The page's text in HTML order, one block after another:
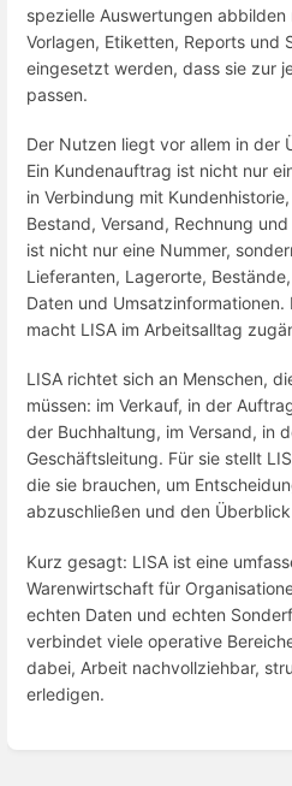
spezielle Auswertungen
Vorlagen, Etiketten, Reports und
eingesetzt werden, dass sie zur
passen.
Der Nutzen liegt vor allem in der
Ein Kundenauftrag ist nicht nur
in Verbindung mit
Bestand, Versand, Rechnung
ist nicht nur eine Nummer,
Lieferanten, Lagerorte,
Daten und Umsatzinformationen.
macht LISA im Arbeitsalltag
LISA richtet sich an Menschen,
müssen: im Verkauf, in der
der Buchhaltung, im Versand, in
Geschäftsleitung. Für sie stellt
die sie brauchen, um
abzuschließen und den
Kurz gesagt: LISA ist eine
Warenwirtschaft für
echten Daten und echten
verbindet viele operative
dabei, Arbeit nachvollziehbar,
erledigen.